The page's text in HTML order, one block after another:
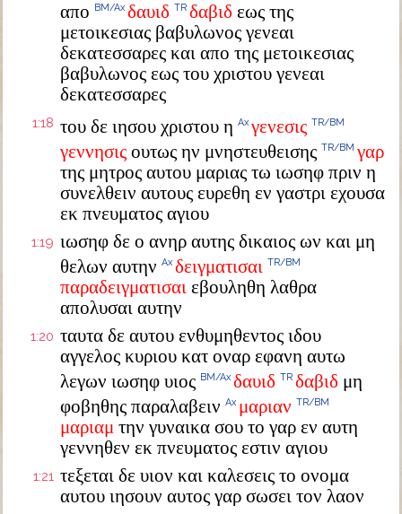
απο BM/Ax δαυιδ TR δαβιδ εως της
μετοικεσιας βαβυλωνος γενεαι
δεκατεσσαρες και απο της μετοικεσιας
βαβυλωνος εως του χριστου γενεαι
δεκατεσσαρες
1:18 του δε ιησου χριστου η Ax γενεσις TR/BM
γεννησις ουτως ην μνηστευθεισης TR/BM γαρ
της μητρος αυτου μαριας τω ιωσηφ πριν η
συνελθειν αυτους ευρεθη εν γαστρι εχουσα
εκ πνευματος αγιου
1:19 ιωσηφ δε ο ανηρ αυτης δικαιος ων και μη
θελων αυτην Ax δειγματισαι TR/BM
παραδειγματισαι εβουληθη λαθρα
απολυσαι αυτην
1:20 ταυτα δε αυτου ενθυμηθεντος ιδου
αγγελος κυριου κατ οναρ εφανη αυτω
λεγων ιωσηφ υιος BM/Ax δαυιδ TR δαβιδ μη
φοβηθης παραλαβειν Ax μαριαν TR/BM
μαριαμ την γυναικα σου το γαρ εν αυτη
γεννηθεν εκ πνευματος εστιν αγιου
1:21 τεξεται δε υιον και καλεσεις το ονομα
αυτου ιησουν αυτος γαρ σωσει τον λαον